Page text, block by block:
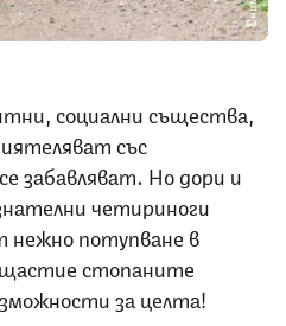
социални същества,
със
забавляват. Но дори и
четириноги
нежно потупване в
щастие стопаните
за целта!